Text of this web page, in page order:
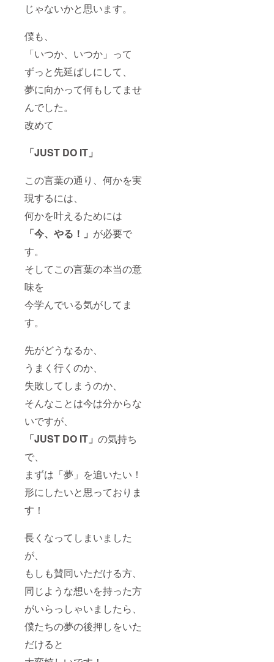
じゃないかと思います。
僕も、
「いつか、いつか」って
ずっと先延ばしにして、
夢に向かって何もしてませ
んでした。
改めて
「JUST DO IT」
この言葉の通り、何かを実
現するには、
何かを叶えるためには
「今、やる！」 が必要で
す。
そしてこの言葉の本当の意
味を
今学んでいる気がしてま
す。
先がどうなるか、
うまく行くのか、
失敗してしまうのか、
そんなことは今は分からな
いですが、
「JUST DO IT」 の気持ち
で、
まずは「夢」を追いたい！
形にしたいと思っておりま
す！
長くなってしまいました
が、
もしも賛同いただける方、
同じような想いを持った方
がいらっしゃいましたら、
僕たちの夢の後押しをいた
だけると